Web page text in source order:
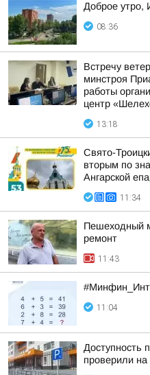
Доброе утро,
08:36
Встречу
минстроя
работы
центр
13:18
Свято-
вторым по
Ангарской
11:34
Пешеходный
ремонт
11:43
11:04
Доступность
проверили на